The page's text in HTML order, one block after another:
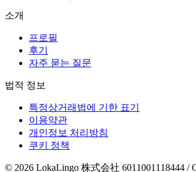
소개
프로필
후기
자주 묻는 질문
법적 정보
특정상거래법에 기한 표기
이용약관
개인정보 처리방침
쿠키 정책
© 2026 LokaLingo 株式会社 6011001118444 /